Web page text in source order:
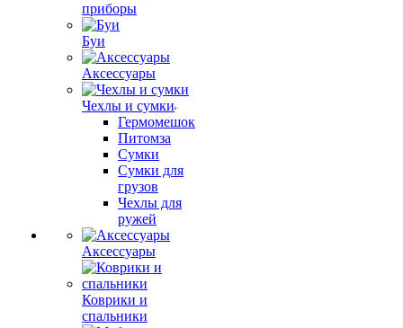
приборы
Буи
Аксессуары
Чехлы и сумки
Гермомешок
Питомза
Сумки
Сумки для
грузов
Чехлы для
ружей
Аксессуары
Коврики и
спальники